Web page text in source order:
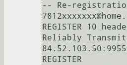
-- Re-
REGISTER 10
Reliably
REGISTER